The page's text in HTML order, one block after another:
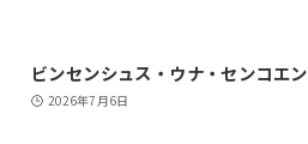
ビンセンシュス・ウナ・センコエン
2026年7月6日